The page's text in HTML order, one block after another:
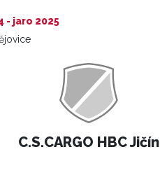
- jaro 2025
C.S.CARGO HBC Jičín